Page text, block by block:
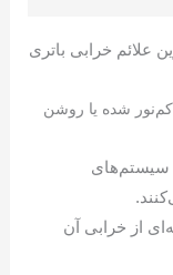
علائم خرابی باتری
شده یا روشن
سیستم‌های
از خرابی آن